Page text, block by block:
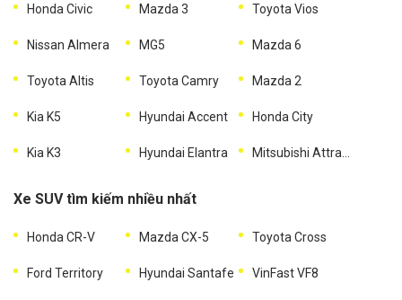
Honda Civic Mazda 3 Toyota Vios
Nissan Almera MG5 Mazda 6
Toyota Altis Toyota Camry Mazda 2
Kia K5 Hyundai Accent Honda City
Kia K3 Hyundai Elantra
Xe SUV tìm kiếm nhiều nhất
Honda CR-V Mazda CX-5 Toyota Cross
Ford Territory Hyundai Santafe VinFast VF8